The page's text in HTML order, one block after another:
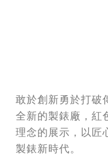
敢於創新勇於打
全新的製錶廠，紅
理念的展示，以匠
製錶新時代。